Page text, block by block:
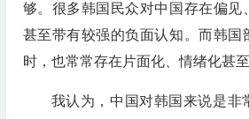
够。很多韩国民众对中国存在偏见
甚至带有较强的负面认知。而韩国
时，也常常存在片面化、情绪化甚
我认为，中国对韩国来说是非